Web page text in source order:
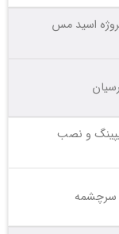
اسید مس
و نصب
سرچشمه